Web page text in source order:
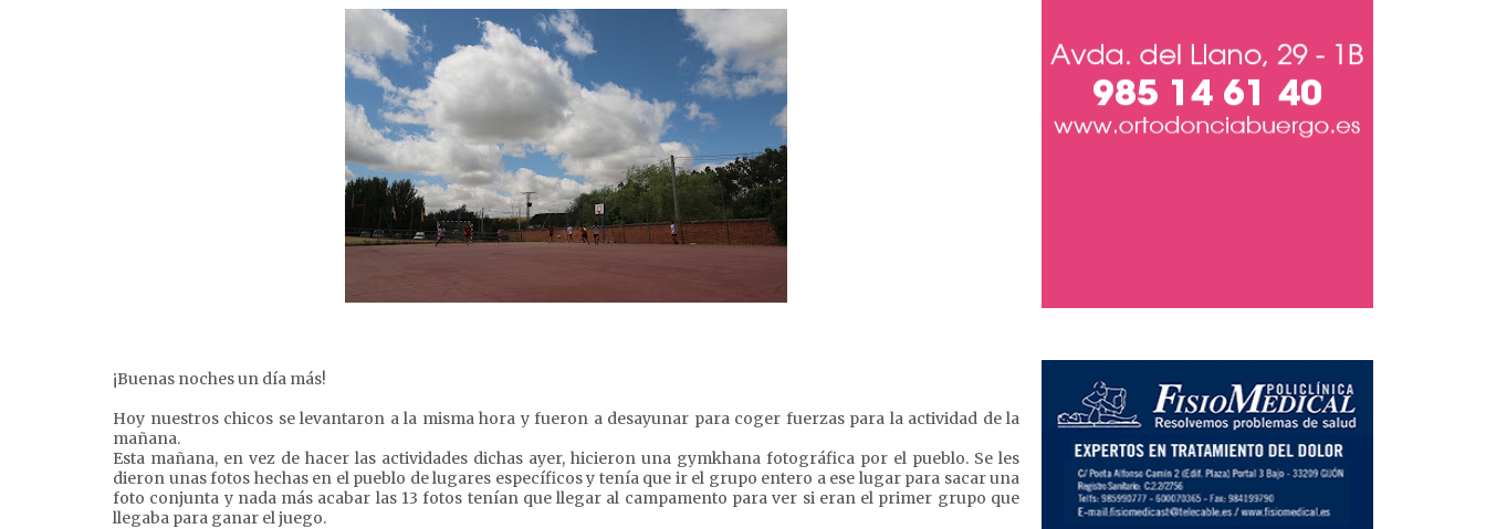
¡Buenas noches un día más!
Hoy nuestros chicos se levantaron a la misma hora y fueron a desayunar para coger fuerzas para la actividad de la
mañana.
Esta mañana, en vez de hacer las actividades dichas ayer, hicieron una gymkhana fotográfica por el pueblo. Se les
dieron unas fotos hechas en el pueblo de lugares específicos y tenía que ir el grupo entero a ese lugar para sacar una
foto conjunta y nada más acabar las 13 fotos tenían que llegar al campamento para ver si eran el primer grupo que
llegaba para ganar el juego.